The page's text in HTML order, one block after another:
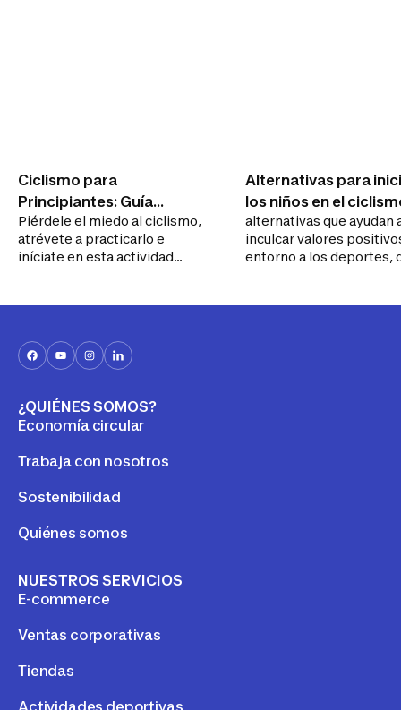
Ciclismo para
Principiantes: Guía
completa para empezar a
rodar sin su
Piérdele el miedo al ciclismo,
atrévete a practicarlo e
iníciate en esta actividad
muy prepa
Alternativas para
los niños en el
alternativas que ayudan
inculcar valores
entorno a los deportes,
ética, competit
¿QUIÉNES SOMOS?
Economía circular
Trabaja con nosotros
Sostenibilidad
Quiénes somos
NUESTROS SERVICIOS
E-commerce
Ventas corporativas
Tiendas
Actividades deportivas